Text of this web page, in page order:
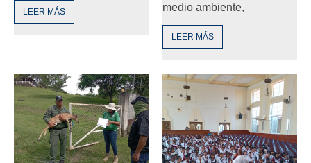
LEER MÁS
medio ambiente,
LEER MÁS